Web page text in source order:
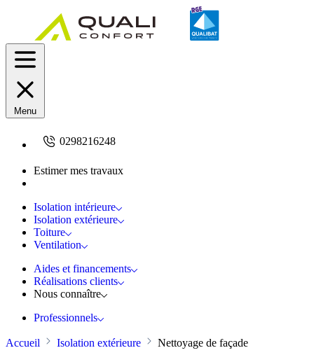
Menu
0298216248
Estimer mes travaux
Isolation intérieure
Isolation extérieure
Toiture
Ventilation
Aides et financements
Réalisations clients
Nous connaître
Professionnels
Accueil Isolation extérieure Nettoyage de façade